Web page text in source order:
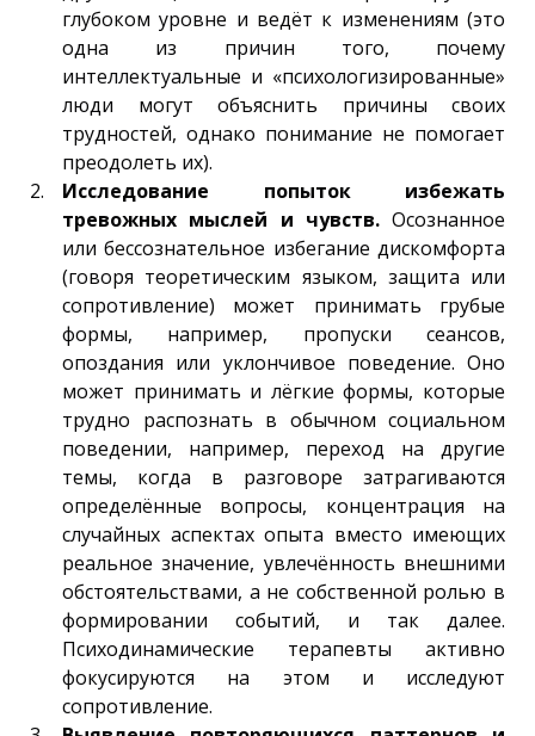
глубоком уровне и ведёт к изменениям (это
одна из причин того, почему
интеллектуальные и «психологизированные»
люди могут объяснить причины своих
трудностей, однако понимание не помогает
преодолеть их).
Исследование попыток избежать
тревожных мыслей и чувств.Осознанное
или бессознательное избегание дискомфорта
(говоря теоретическим языком, защита или
сопротивление) может принимать грубые
формы, например, пропуски сеансов,
опоздания или уклончивое поведение. Оно
может принимать и лёгкие формы, которые
трудно распознать в обычном социальном
поведении, например, переход на другие
темы, когда в разговоре затрагиваются
определённые вопросы, концентрация на
случайных аспектах опыта вместо имеющих
реальное значение, увлечённость внешними
обстоятельствами, а не собственной ролью в
формировании событий, и так далее.
Психодинамические терапевты активно
фокусируются на этом и исследуют
сопротивление.